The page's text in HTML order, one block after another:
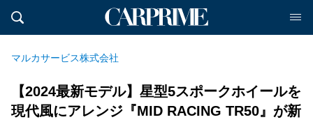
マルカサービス株式会社
【2024最新モデル】星型5スポークホイールを
現代風にアレンジ『MID RACING TR50』が新